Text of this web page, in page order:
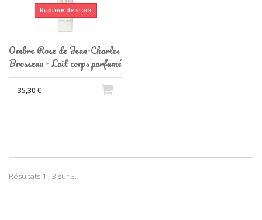
Rupture de stock
Ombre Rose de Jean-Charles
Brosseau - Lait corps parfumé
35,30 €
Résultats 1 - 3 sur 3.